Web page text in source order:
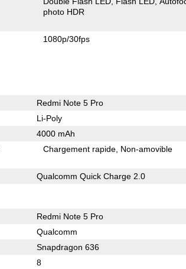
photo HDR
1080p/30fps
Redmi Note 5 Pro
Li-Poly
4000 mAh
Chargement rapide Non-amovible
Qualcomm Quick Charge 2.0
Redmi Note 5 Pro
Qualcomm
Snapdragon 636
8